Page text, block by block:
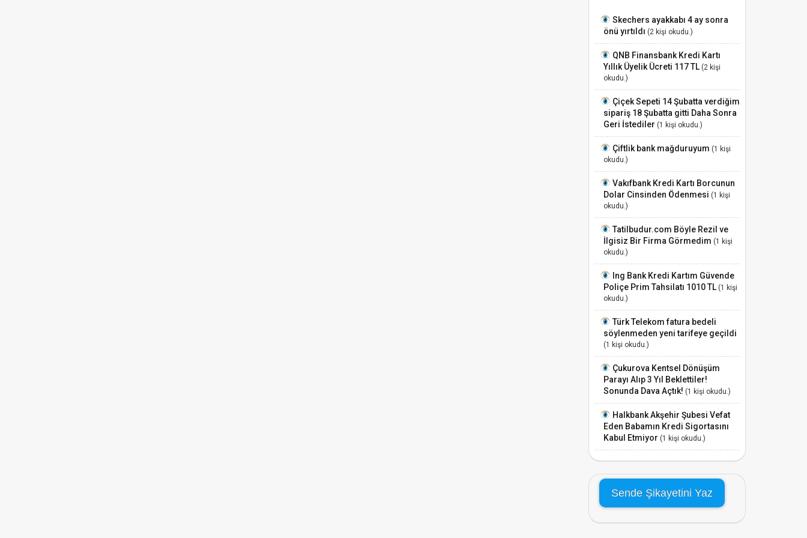
Skechers ayakkabı 4 ay sonra
önü yırtıldı (2 kişi okudu.)
QNB Finansbank Kredi Kartı
Yıllık Üyelik Ücreti 117 TL(2 kişi
okudu.)
Çiçek Sepeti 14 Şubatta verdiğim
sipariş 18 Şubatta gitti Daha Sonra
Geri İstediler (1 kişi okudu.)
Çiftlik bank mağduruyum (1 kişi
okudu.)
Vakıfbank Kredi Kartı Borcunun
Dolar Cinsinden Ödenmesi (1 kişi
okudu.)
Tatilbudur.com Böyle Rezil ve
İlgisiz Bir Firma Görmedim (1 kişi
okudu.)
Ing Bank Kredi Kartım Güvende
Poliçe Prim Tahsilatı 1010 TL(1 kişi
okudu.)
Türk Telekom fatura bedeli
söylenmeden yeni tarifeye geçildi
(1 kişi okudu.)
Çukurova Kentsel Dönüşüm
Parayı Alıp 3 Yıl Beklettiler!
Sonunda Dava Açtık! (1 kişi okudu.)
Halkbank Akşehir Şubesi Vefat
Eden Babamın Kredi Sigortasını
Kabul Etmiyor (1 kişi okudu.)
Sende Şikayetini Yaz